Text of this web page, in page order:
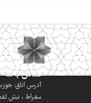
تماس با ما
آدرس اتاق:
سقراط ، نبش